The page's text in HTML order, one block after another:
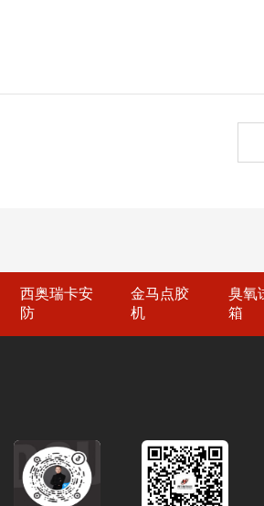
西奥瑞卡安
防
金马点胶
机
臭氧
箱